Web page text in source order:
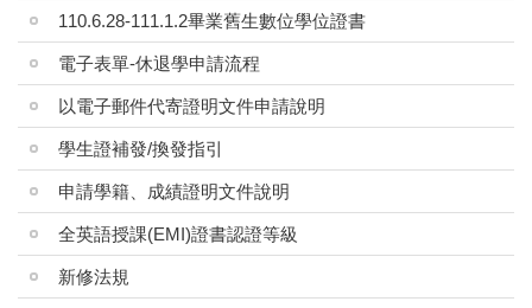
110.6.28-111.1.2畢業舊生數位學位證書
電子表單-休退學申請流程
以電子郵件代寄證明文件申請說明
學生證補發/換發指引
申請學籍、成績證明文件說明
全英語授課(EMI)證書認證等級
新修法規